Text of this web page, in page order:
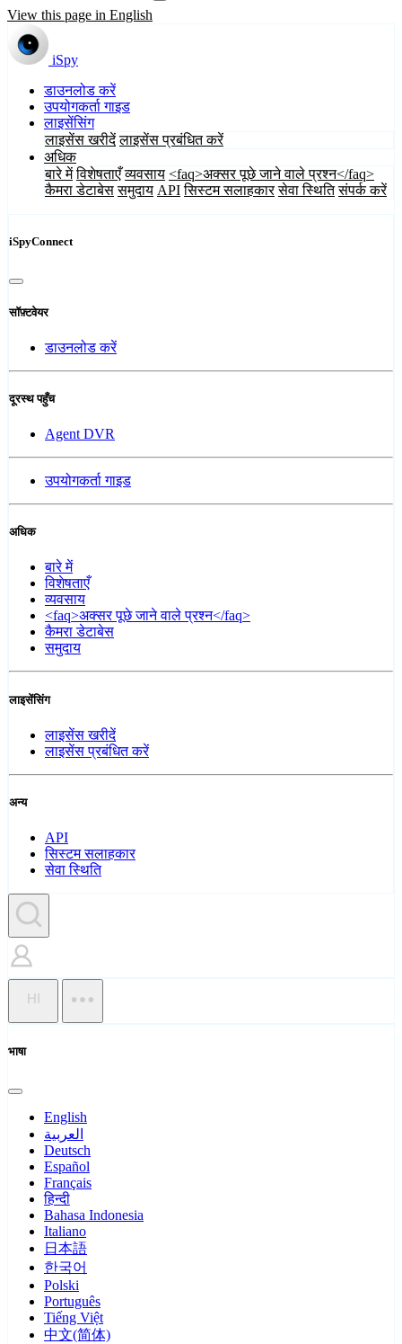
View this page in English
iSpy
डाउनलोड करें
उपयोगकर्ता गाइड
लाइसेंसिंग
लाइसेंस खरीदें लाइसेंस प्रबंधित करें
अधिक
बारे में विशेषताएँ व्यवसाय <faq>अक्सर पूछे जाने वाले प्रश्न</faq>
कैमरा डेटाबेस समुदाय API सिस्टम सलाहकार सेवा स्थिति संपर्क करें
iSpyConnect
सॉफ़्टवेयर
डाउनलोड करें
दूरस्थ पहुँच
Agent DVR
उपयोगकर्ता गाइड
अधिक
बारे में
विशेषताएँ
व्यवसाय
<faq>अक्सर पूछे जाने वाले प्रश्न</faq>
कैमरा डेटाबेस
समुदाय
लाइसेंसिंग
लाइसेंस खरीदें
लाइसेंस प्रबंधित करें
अन्य
API
सिस्टम सलाहकार
सेवा स्थिति
HI
भाषा
English
العربية
Deutsch
Español
Français
हिन्दी
Bahasa Indonesia
Italiano
日本語
한국어
Polski
Português
Tiếng Việt
中文(简体)